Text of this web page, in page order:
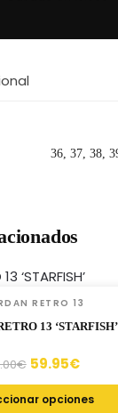
36, 37, 38,
RETRO 13
13 ‘STARFISH’
€ 59.95€
opciones